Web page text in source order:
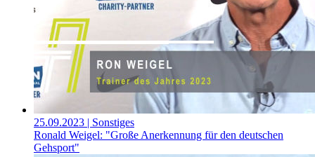
25.09.2023 | Sonstiges
Ronald Weigel: "Große Anerkennung für den deutschen
Gehsport"